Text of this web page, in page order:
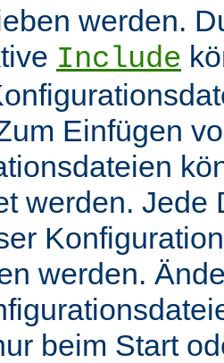
werden.
Include
Einfügen
werden. Jede
werden.
beim Start